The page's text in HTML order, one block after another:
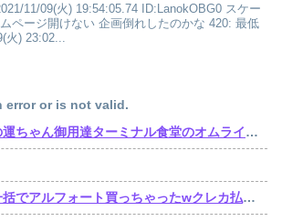
11/09(火) 19:54:05.74 ID:LanokOBG0 スケー
ページ開けない 企画倒れしたのかな 420: 最低
火) 23:02...
error or is not valid.
【衝撃】トラックの運ちゃん御用達ターミナル食堂のオムライスが強すぎるｗｗｗｗｗ(※画像あり)
ケンモメンサー「一括でアルフォート買っちゃったwクレカ払いで来月の俺ごめんねー」銀行「デビットカードなんで即時引き落としです」